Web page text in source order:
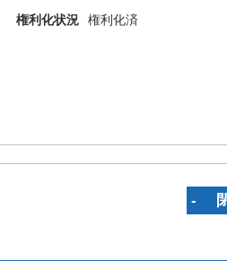
権利化状況 権利化済